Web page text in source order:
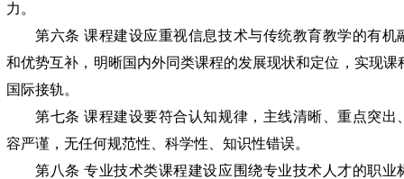
力。
第六条 课程建设应重视信息技术与传统教育教学的有机
和优势互补，明晰国内外同类课程的发展现状和定位，实现课
国际接轨。
第七条 课程建设要符合认知规律，主线清晰、重点突出
容严谨，无任何规范性、科学性、知识性错误。
第八条 专业技术类课程建设应围绕专业技术人才的职业